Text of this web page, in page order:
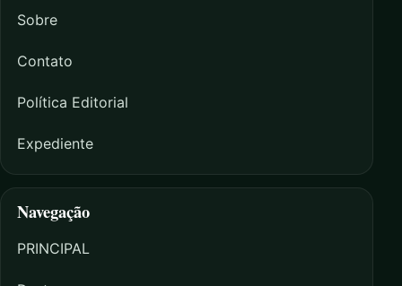
Sobre
Contato
Política Editorial
Expediente
Navegação
PRINCIPAL